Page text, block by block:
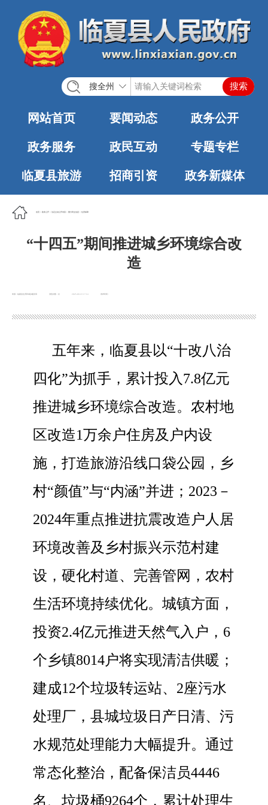
搜全州
网站首页 要闻动态 政务公开
政务服务 政民互动 专题专栏
临夏县旅游 招商引资 政务新媒体
首页 政务公开 法定主动公开内容 重大民生信息 住房保障
“十四五”期间推进城乡环境综合改
造
浏览次数： 发布时间：
2025-09-19 17:14
五年来，临夏县以“十改八治
四化”为抓手，累计投入7.8亿元
推进城乡环境综合改造。农村地
区改造1万余户住房及户内设
施，打造旅游沿线口袋公园，乡
村“颜值”与“内涵”并进；2023－
2024年重点推进抗震改造户人居
环境改善及乡村振兴示范村建
设，硬化村道、完善管网，农村
生活环境持续优化。城镇方面，
投资2.4亿元推进天然气入户，6
个乡镇8014户将实现清洁供暖；
建成12个垃圾转运站、2座污水
处理厂，县城垃圾日产日清、污
水规范处理能力大幅提升。通过
常态化整治，配备保洁员4446
名、垃圾桶9264个，累计处理生